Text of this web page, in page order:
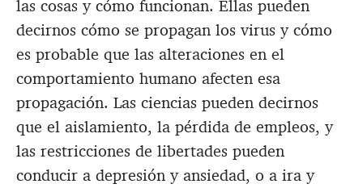
las cosas y cómo funcionan. Ellas pueden
decirnos cómo se propagan los virus y cómo
es probable que las alteraciones en el
comportamiento humano afecten esa
propagación. Las ciencias pueden decirnos
que el aislamiento, la pérdida de empleos, y
las restricciones de libertades pueden
conducir a depresión y ansiedad, o a ira y